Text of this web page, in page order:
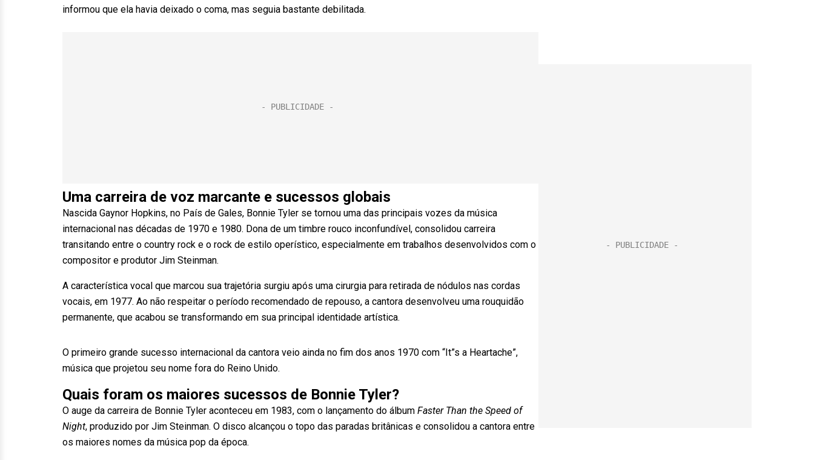
informou que ela havia deixado o coma, mas seguia bastante debilitada.
Uma carreira de voz marcante e sucessos globais
Nascida Gaynor Hopkins, no País de Gales, Bonnie Tyler se tornou uma das principais vozes da música
internacional nas décadas de 1970 e 1980. Dona de um timbre rouco inconfundível, consolidou carreira
transitando entre o country rock e o rock de estilo operístico, especialmente em trabalhos desenvolvidos com o
compositor e produtor Jim Steinman.
A característica vocal que marcou sua trajetória surgiu após uma cirurgia para retirada de nódulos nas cordas
vocais, em 1977. Ao não respeitar o período recomendado de repouso, a cantora desenvolveu uma rouquidão
permanente, que acabou se transformando em sua principal identidade artística.
O primeiro grande sucesso internacional da cantora veio ainda no fim dos anos 1970 com “It”s a Heartache”,
música que projetou seu nome fora do Reino Unido.
Quais foram os maiores sucessos de Bonnie Tyler?
O auge da carreira de Bonnie Tyler aconteceu em 1983, com o lançamento do álbum Faster Than the Speed of
Night, produzido por Jim Steinman. O disco alcançou o topo das paradas britânicas e consolidou a cantora entre
os maiores nomes da música pop da época.